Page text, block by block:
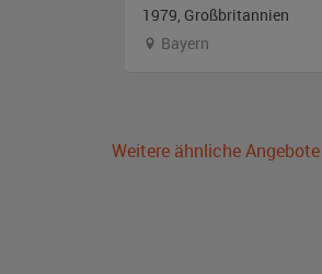
1979, Großbritannien
Bayern
Weitere ähnliche